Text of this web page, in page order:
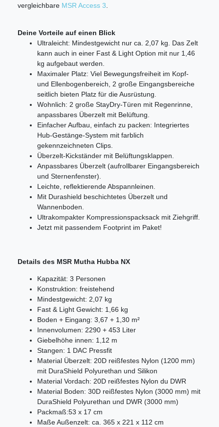
vergleichbare MSR Access 3.
Deine Vorteile auf einen Blick
Ultraleicht: Mindestgewicht nur ca. 2,07 kg. Das Zelt
kann auch in einer Fast & Light Option mit nur 1,46
kg aufgebaut werden.
Maximaler Platz: Viel Bewegungsfreiheit im Kopf-
und Ellenbogenbereich, 2 große Eingangsbereiche
seitlich bieten Platz für die Ausrüstung.
Wohnlich: 2 große StayDry-Türen mit Regenrinne,
anpassbares Überzelt mit Belüftung.
Einfacher Aufbau, einfach zu packen: Integriertes
Hub-Gestänge-System mit farblich
gekennzeichneten Clips.
Überzelt-Kickständer mit Belüftungsklappen.
Anpassbares Überzelt (aufrollbarer Eingangsbereich
und Sternenfenster).
Leichte, reflektierende Abspannleinen.
Mit Durashield beschichtetes Überzelt und
Wannenboden.
Ultrakompakter Kompressionspacksack mit Ziehgriff.
Jetzt mit passendem Footprint im Paket!
Details des MSR Mutha Hubba NX
Kapazität: 3 Personen
Konstruktion: freistehend
Mindestgewicht: 2,07 kg
Fast & Light Gewicht: 1,66 kg
Boden + Eingang: 3,67 + 1,30 m²
Innenvolumen: 2290 + 453 Liter
Giebelhöhe innen: 1,12 m
Stangen: 1 DAC Pressfit
Material Überzelt: 20D reißfestes Nylon (1200 mm)
mit DuraShield Polyurethan und Silikon
Material Vordach: 20D reißfestes Nylon du DWR
Material Boden: 30D reißfestes Nylon (3000 mm) mit
DuraShield Polyurethan und DWR (3000 mm)
Packmaß:53 x 17 cm
Maße Außenzelt: ca. 365 x 221 x 112 cm